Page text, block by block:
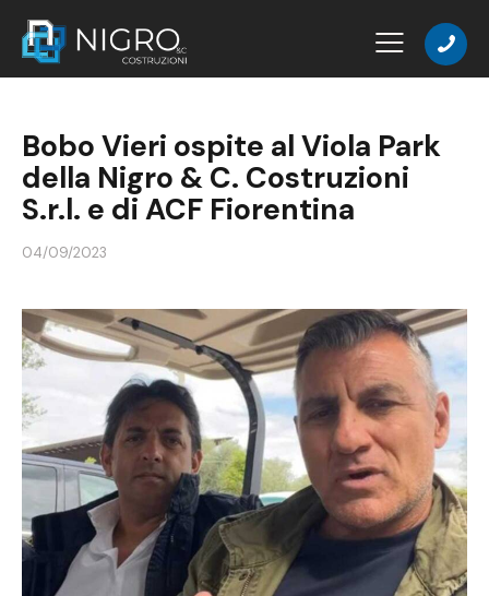
Bobo Vieri ospite al Viola Park
della Nigro & C. Costruzioni
S.r.l. e di ACF Fiorentina
04/09/2023